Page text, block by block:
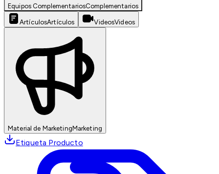
Equipos ComplementariosComplementarios
ArtículosArtículos VideosVideos
Material de MarketingMarketing
Etiqueta Producto